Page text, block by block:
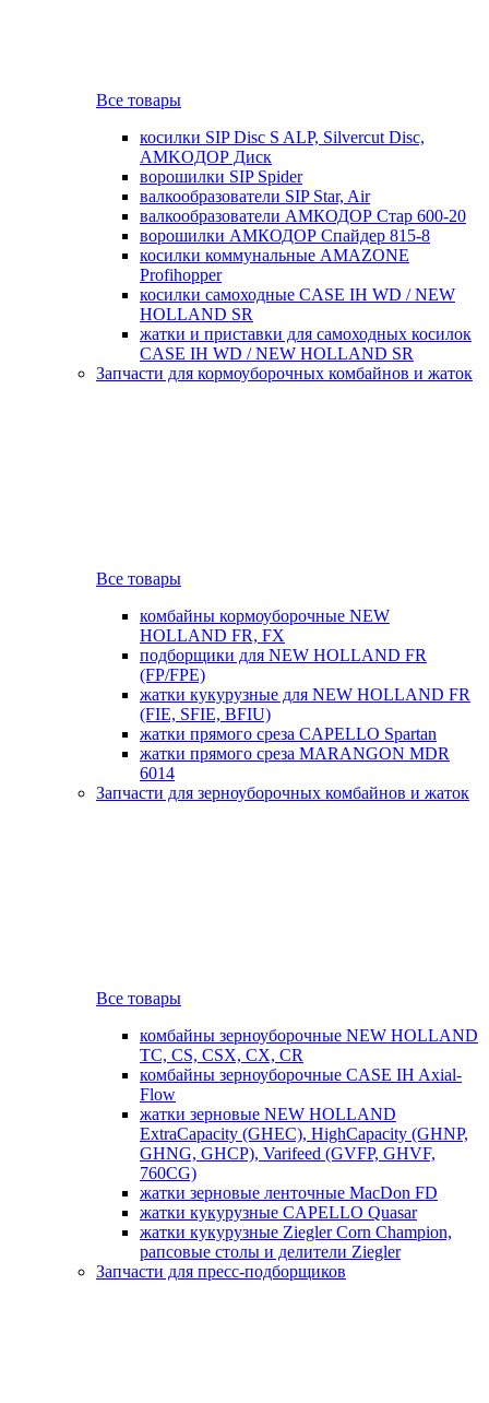
Все товары
косилки SIP Disc S ALP, Silvercut Disc,
AMKOДОР Диск
ворошилки SIP Spider
валкообразователи SIP Star, Air
валкообразователи АМКОДОР Стар 600-20
ворошилки АМКОДОР Спайдер 815-8
косилки коммунальные AMAZONE
Profihopper
косилки самоходные CASE IH WD / NEW
HOLLAND SR
жатки и приставки для самоходных косилок
CASE IH WD / NEW HOLLAND SR
Запчасти для кормоуборочных комбайнов и жаток
Все товары
комбайны кормоуборочные NEW
HOLLAND FR, FX
подборщики для NEW HOLLAND FR
(FP/FPE)
жатки кукурузные для NEW HOLLAND FR
(FIE, SFIE, BFIU)
жатки прямого среза CAPELLO Spartan
жатки прямого среза MARANGON MDR
6014
Запчасти для зерноуборочных комбайнов и жаток
Все товары
комбайны зерноуборочные NEW HOLLAND
TC, CS, CSX, CX, CR
комбайны зерноуборочные CASE IH Axial-
Flow
жатки зерновые NEW HOLLAND
ExtraCapacity (GHEC), HighCapacity (GHNP,
GHNG, GHCP), Varifeed (GVFP, GHVF,
760CG)
жатки зерновые ленточные MacDon FD
жатки кукурузные CAPELLO Quasar
жатки кукурузные Ziegler Corn Champion,
рапсовые столы и делители Ziegler
Запчасти для пресс-подборщиков